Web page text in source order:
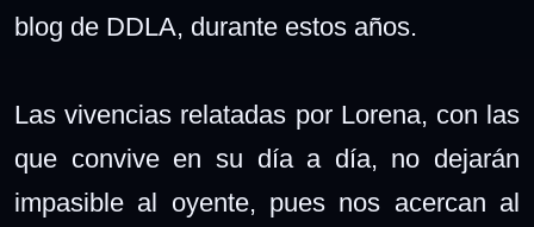
blog de DDLA, durante estos años.
Las vivencias relatadas por Lorena, con las
que convive en su día a día, no dejarán
impasible al oyente, pues nos acercan al